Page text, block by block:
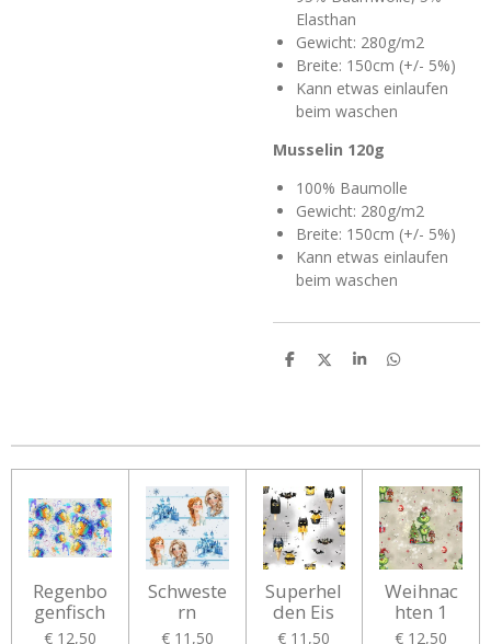
Elasthan
Gewicht: 280g/m2
Breite: 150cm (+/- 5%)
Kann etwas einlaufen
beim waschen
Musselin 120g
100% Baumolle
Gewicht: 280g/m2
Breite: 150cm (+/- 5%)
Kann etwas einlaufen
beim waschen
T
n
T
n
T
n
T
n
Regenbo
genfisch
€ 12,50
Schweste
rn
€ 11,50
Superhel
den Eis
€ 11,50
Weihnac
hten 1
€ 12,50